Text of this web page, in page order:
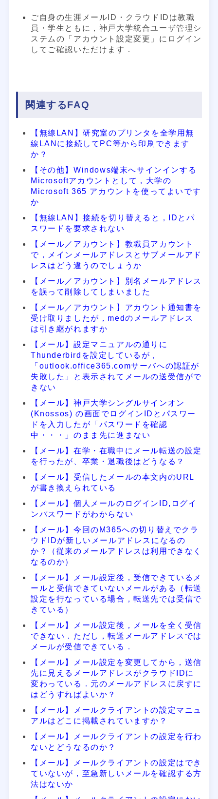
ご自身の生涯メールID・クラウドIDは教職
員・学生ともに，神戸大学統合ユーザ管理シ
ステムの「アカウント設定変更」にログイン
してご確認いただけます．
関連するFAQ
【無線LAN】研究室のプリンタを全学用無
線LANに接続してPC等から印刷できます
か？
【その他】Windows端末へサインインする
Microsoftアカウントとして，大学の
Microsoft 365 アカウントを使ってよいです
か
【無線LAN】接続を切り替えると，IDとパ
スワードを要求されない
【メール／アカウント】教職員アカウント
で，メインメールアドレスとサブメールアド
レスはどう違うのでしょうか
【メール／アカウント】別名メールアドレス
を誤って削除してしまいました
【メール／アカウント】アカウント通知書を
受け取りましたが，medのメールアドレス
は引き継がれますか
【メール】設定マニュアルの通りに
Thunderbirdを設定しているが，
「outlook.office365.comサーバへの認証が
失敗した」と表示されてメールの送受信がで
きない
【メール】神戸大学シングルサインオン
(Knossos) の画面でログインIDとパスワー
ドを入力したが「パスワードを確認
中・・・」のまま先に進まない
【メール】在学・在職中にメール転送の設定
を行ったが、卒業・退職後はどうなる？
【メール】受信したメールの本文内のURL
が書き換えられている
【メール】個人メールのログインID,ログイ
ンパスワードがわからない
【メール】今回のM365への切り替えでクラ
ウドIDが新しいメールアドレスになるの
か？（従来のメールアドレスは利用できなく
なるのか）
【メール】メール設定後，受信できているメ
ールと受信できていないメールがある（転送
設定を行なっている場合，転送先では受信で
きている）
【メール】メール設定後，メールを全く受信
できない．ただし，転送メールアドレスでは
メールが受信できている．
【メール】メール設定を変更してから，送信
先に見えるメールアドレスがクラウドIDに
変わっている．元のメールアドレスに戻すに
はどうすればよいか？
【メール】メールクライアントの設定マニュ
アルはどこに掲載されていますか？
【メール】メールクライアントの設定を行わ
ないとどうなるのか？
【メール】メールクライアントの設定はでき
ていないが，至急新しいメールを確認する方
法はないか